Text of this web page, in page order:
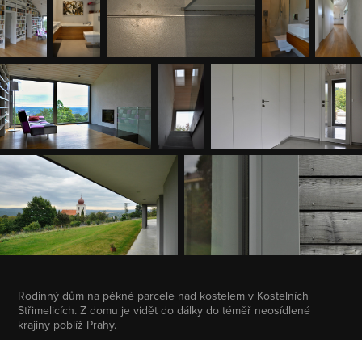
Rodinný dům na pěkné parcele nad kostelem v Kostelních
Střimelicích. Z domu je vidět do dálky do téměř neosídlené
krajiny poblíž Prahy.